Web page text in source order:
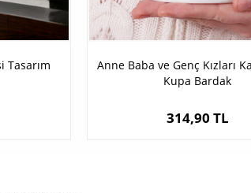
Tasarım
Anne Baba ve Genç Kızları
Kupa Bardak
314,90 TL